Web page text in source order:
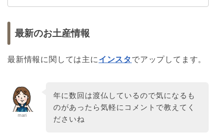
最新のお土産情報
最新情報に関しては主に インスタ でアップしてます。
mari
年に数回は渡仏しているので気になるも
のがあったら気軽にコメントで教えてく
ださいね